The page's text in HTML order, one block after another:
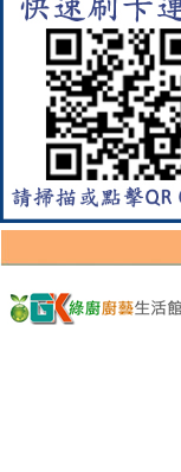
彩焱系列 檯面式彩焱不
口爐